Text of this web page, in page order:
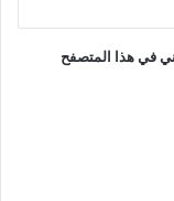
في هذا المتصفح